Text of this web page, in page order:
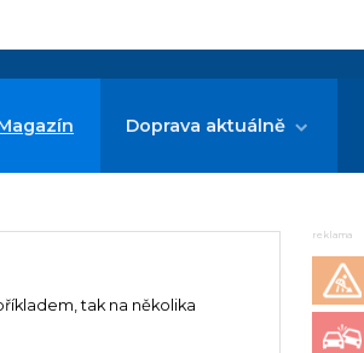
Doprava aktuálně
tak na několika
reklama